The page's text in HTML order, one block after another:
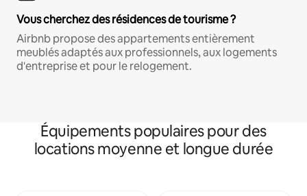
Vous cherchez des résidences de tourisme ?
Airbnb propose des appartements entièrement
meublés adaptés aux professionnels, aux logements
d'entreprise et pour le relogement.
Équipements populaires pour des
locations moyenne et longue durée